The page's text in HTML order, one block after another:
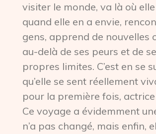
visiter le monde, va là où
quand elle en a envie,
gens, apprend de nouvelles
au-delà de ses peurs et de
propres limites. C’est en se
qu’elle se sent réellement
pour la première fois,
Ce voyage a évidemment
n’a pas changé, mais enfin,